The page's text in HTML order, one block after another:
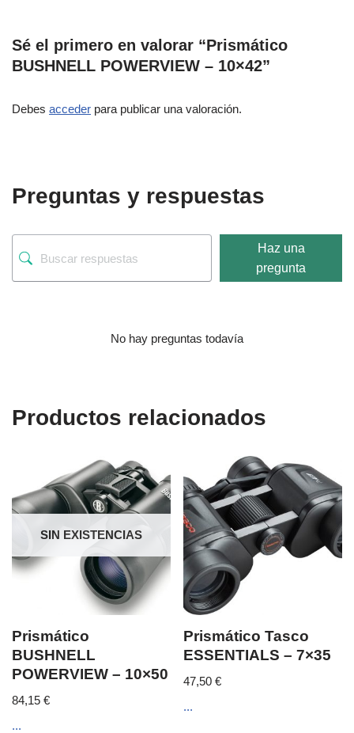
Sé el primero en valorar “Prismático
BUSHNELL POWERVIEW – 10×42”
Debes acceder para publicar una valoración.
Preguntas y respuestas
Haz una
pregunta
No hay preguntas todavía
Productos relacionados
SIN EXISTENCIAS
Prismático
BUSHNELL
POWERVIEW – 10×50
84,15 €
...
Prismático Tasco
ESSENTIALS – 7×35
47,50€
...